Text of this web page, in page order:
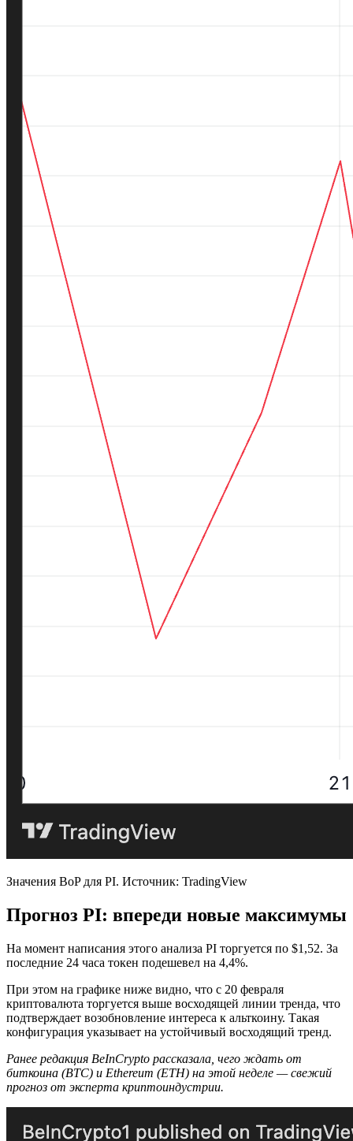
Значения BoP для PI. Источник: TradingView
Прогноз PI: впереди новые максимумы
На момент написания этого анализа PI торгуется по $1,52. За
последние 24 часа токен подешевел на 4,4%.
При этом на графике ниже видно, что с 20 февраля
криптовалюта торгуется выше восходящей линии тренда, что
подтверждает возобновление интереса к альткоину. Такая
конфигурация указывает на устойчивый восходящий тренд.
Ранее редакция BeInCrypto рассказала, чего ждать от
биткоина (BTC) и Ethereum (ETH) на этой неделе — свежий
прогноз от эксперта криптоиндустрии.